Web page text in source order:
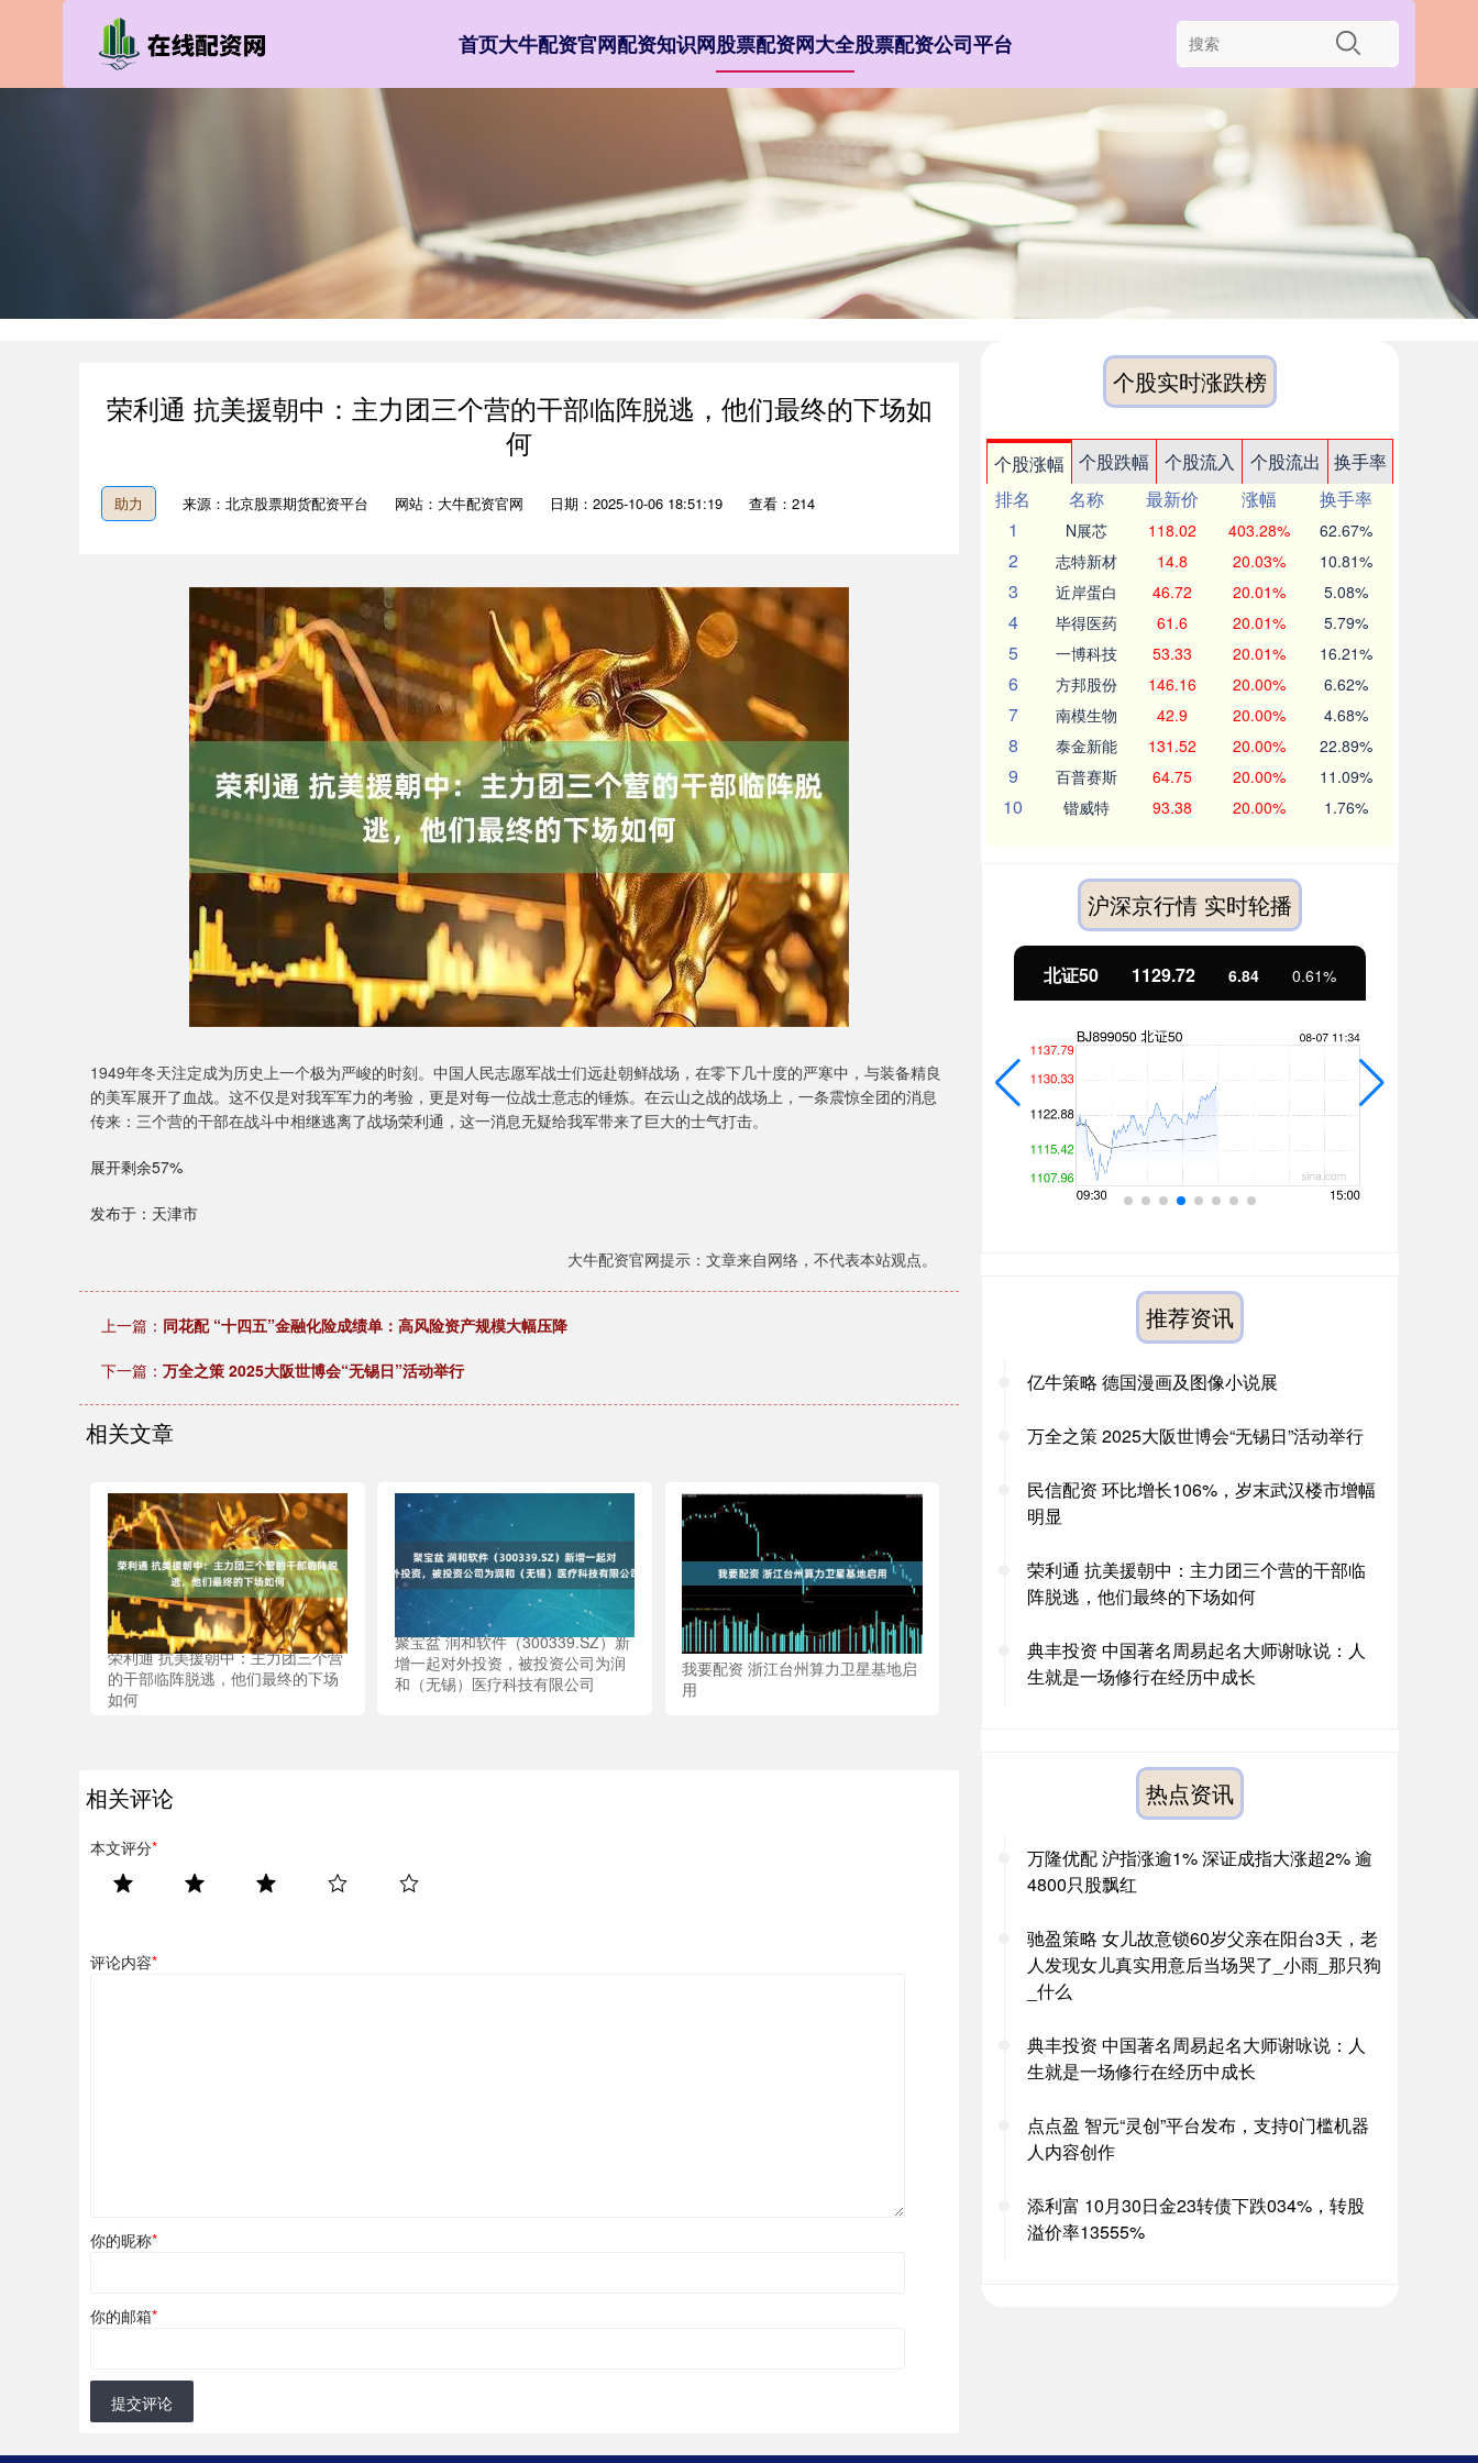
首页大牛配资官网配资知识网股票配资网大全股票配资公司平台
荣利通 抗美援朝中：主力团三个营的干部临阵脱逃，他们最终的下场如
何
助力 来源：北京股票期货配资平台 网站：大牛配资官网 日期：2025-10-06 18:51:19 查看：214
1949年冬天注定成为历史上一个极为严峻的时刻。中国人民志愿军战士们远赴朝鲜战场，在零下几十度的严寒中，与装备精良
的美军展开了血战。这不仅是对我军军力的考验，更是对每一位战士意志的锤炼。在云山之战的战场上，一条震惊全团的消息
传来：三个营的干部在战斗中相继逃离了战场荣利通，这一消息无疑给我军带来了巨大的士气打击。
展开剩余57%
发布于：天津市
大牛配资官网提示：文章来自网络，不代表本站观点。
上一篇： 同花配 “十四五”金融化险成绩单：高风险资产规模大幅压降
下一篇： 万全之策 2025大阪世博会“无锡日”活动举行
相关文章
荣利通 抗美援朝中：主力团三个营
的干部临阵脱逃，他们最终的下场
如何
聚宝盆 润和软件（300339.SZ）新
增一起对外投资，被投资公司为润
和（无锡）医疗科技有限公司
我要配资 浙江台州算力卫星基地启
用
相关评论
本文评分*
评论内容*
你的昵称*
你的邮箱*
提交评论
个股实时涨跌榜
个股涨幅 个股跌幅 个股流入 个股流出
换手率
排名
名称 最新价 涨幅
换手率
1
N展芯 118.02 403.28% 62.67%
2 志特新材 14.8 20.03% 10.81%
3 近岸蛋白 46.72 20.01% 5.08%
4 毕得医药 61.6 20.01% 5.79%
5 一博科技 53.33 20.01% 16.21%
6 方邦股份 146.16 20.00% 6.62%
7 南模生物 42.9 20.00% 4.68%
8 泰金新能 131.52 20.00% 22.89%
9 百普赛斯 64.75 20.00% 11.09%
10 锴威特 93.38 20.00% 1.76%
沪深京行情 实时轮播
深证成指 14295.08 184.96 沪深300 4689.96 38.65 北证50 1129.72 6.84 0.61%
推荐资讯
亿牛策略 德国漫画及图像小说展
万全之策 2025大阪世博会“无锡日”活动举行
民信配资 环比增长106%，岁末武汉楼市增幅
明显
荣利通 抗美援朝中：主力团三个营的干部临
阵脱逃，他们最终的下场如何
典丰投资 中国著名周易起名大师谢咏说：人
生就是一场修行在经历中成长
热点资讯
万隆优配 沪指涨逾1% 深证成指大涨超2% 逾
4800只股飘红
驰盈策略 女儿故意锁60岁父亲在阳台3天，老
人发现女儿真实用意后当场哭了_小雨_那只狗
_什么
典丰投资 中国著名周易起名大师谢咏说：人
生就是一场修行在经历中成长
点点盈 智元“灵创”平台发布，支持0门槛机器
人内容创作
添利富 10月30日金23转债下跌034%，转股
溢价率13555%